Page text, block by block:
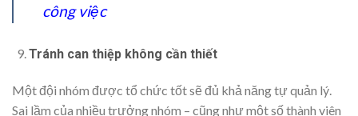
công việc
Tránh can thiệp không cần thiết
Một đội nhóm được tổ chức tốt sẽ đủ khả năng tự quản lý.
Sai lầm của nhiều trưởng nhóm – cũng như một số thành viên